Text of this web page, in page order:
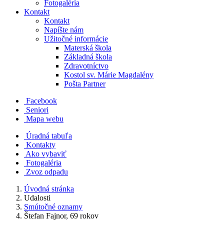
Fotogaléria
Kontakt
Kontakt
Napíšte nám
Užitočné informácie
Materská škola
Základná škola
Zdravotníctvo
Kostol sv. Márie Magdalény
Pošta Partner
Facebook
Seniori
Mapa webu
Úradná tabuľa
Kontakty
Ako vybaviť
Fotogaléria
Zvoz odpadu
Úvodná stránka
Udalosti
Smútočné oznamy
Štefan Fajnor, 69 rokov